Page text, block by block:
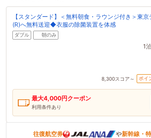
【スタンダード】＜無料朝食・ラウンジ付き＞東
(R)へ無料送迎◆衣服の除菌装置を体感
ダブル 朝のみ
1泊
8,300スコア～ ポイ
最大4,000円クーポン
利用条件あり
往復航空券 や新幹線・